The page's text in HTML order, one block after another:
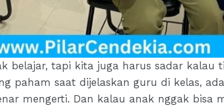
belajar, tapi kita juga harus sadar kalau
paham saat dijelaskan guru di kelas,
mengerti. Dan kalau anak nggak bisa